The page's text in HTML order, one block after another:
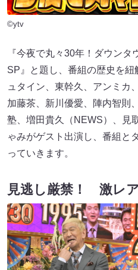
©ytv
『今夜で丸々30年！ダウン
SP』と題し、番組の歴史を
ュタイン、東幹久、アンミカ
加藤茶、新川優愛、陣内智則
塾、増田貴久（NEWS）、見
ゃみがゲスト出演し、番組と
っていきます。
見逃し厳禁！ 激レア